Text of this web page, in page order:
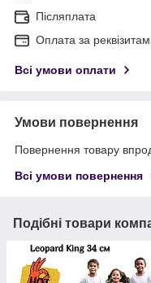
Післяплата
Оплата за
Всі умови оплати
Умови повернення
Повернення товару
Всі умови повернення
Подібні товари